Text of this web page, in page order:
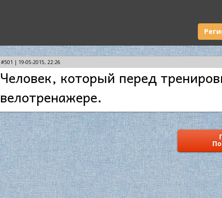
#501 | 19-05-2015, 22:26
Человек, который перед
велотренажере.